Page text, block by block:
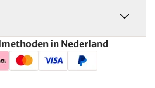
in Nederland